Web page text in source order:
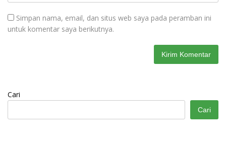
Simpan nama, email, dan situs web saya pada peramban ini
untuk komentar saya berikutnya.
Cari
Cari